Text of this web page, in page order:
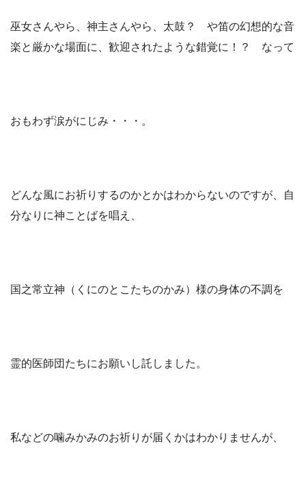
巫女さんやら、神主さんやら、太鼓？ や笛の幻想的な音
楽と厳かな場面に、歓迎されたような錯覚に！？ なって
おもわず涙がにじみ・・・。
どんな風にお祈りするのかとかはわからないのですが、自
分なりに神ことばを唱え、
国之常立神（くにのとこたちのかみ）様の身体の不調を
霊的医師団たちにお願いし託しました。
私などの噛みかみのお祈りが届くかはわかりませんが、